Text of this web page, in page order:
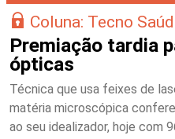
Coluna: Tecno
Premiação tardia
ópticas
Técnica que usa feixes de
matéria microscópica
ao seu idealizador, hoje com